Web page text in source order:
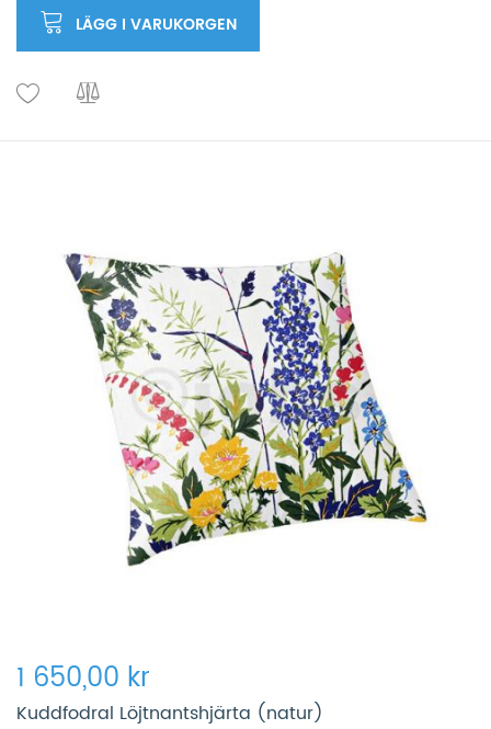
LÄGG I VARUKORGEN
1 650,00 kr
Kuddfodral Löjtnantshjärta (natur)